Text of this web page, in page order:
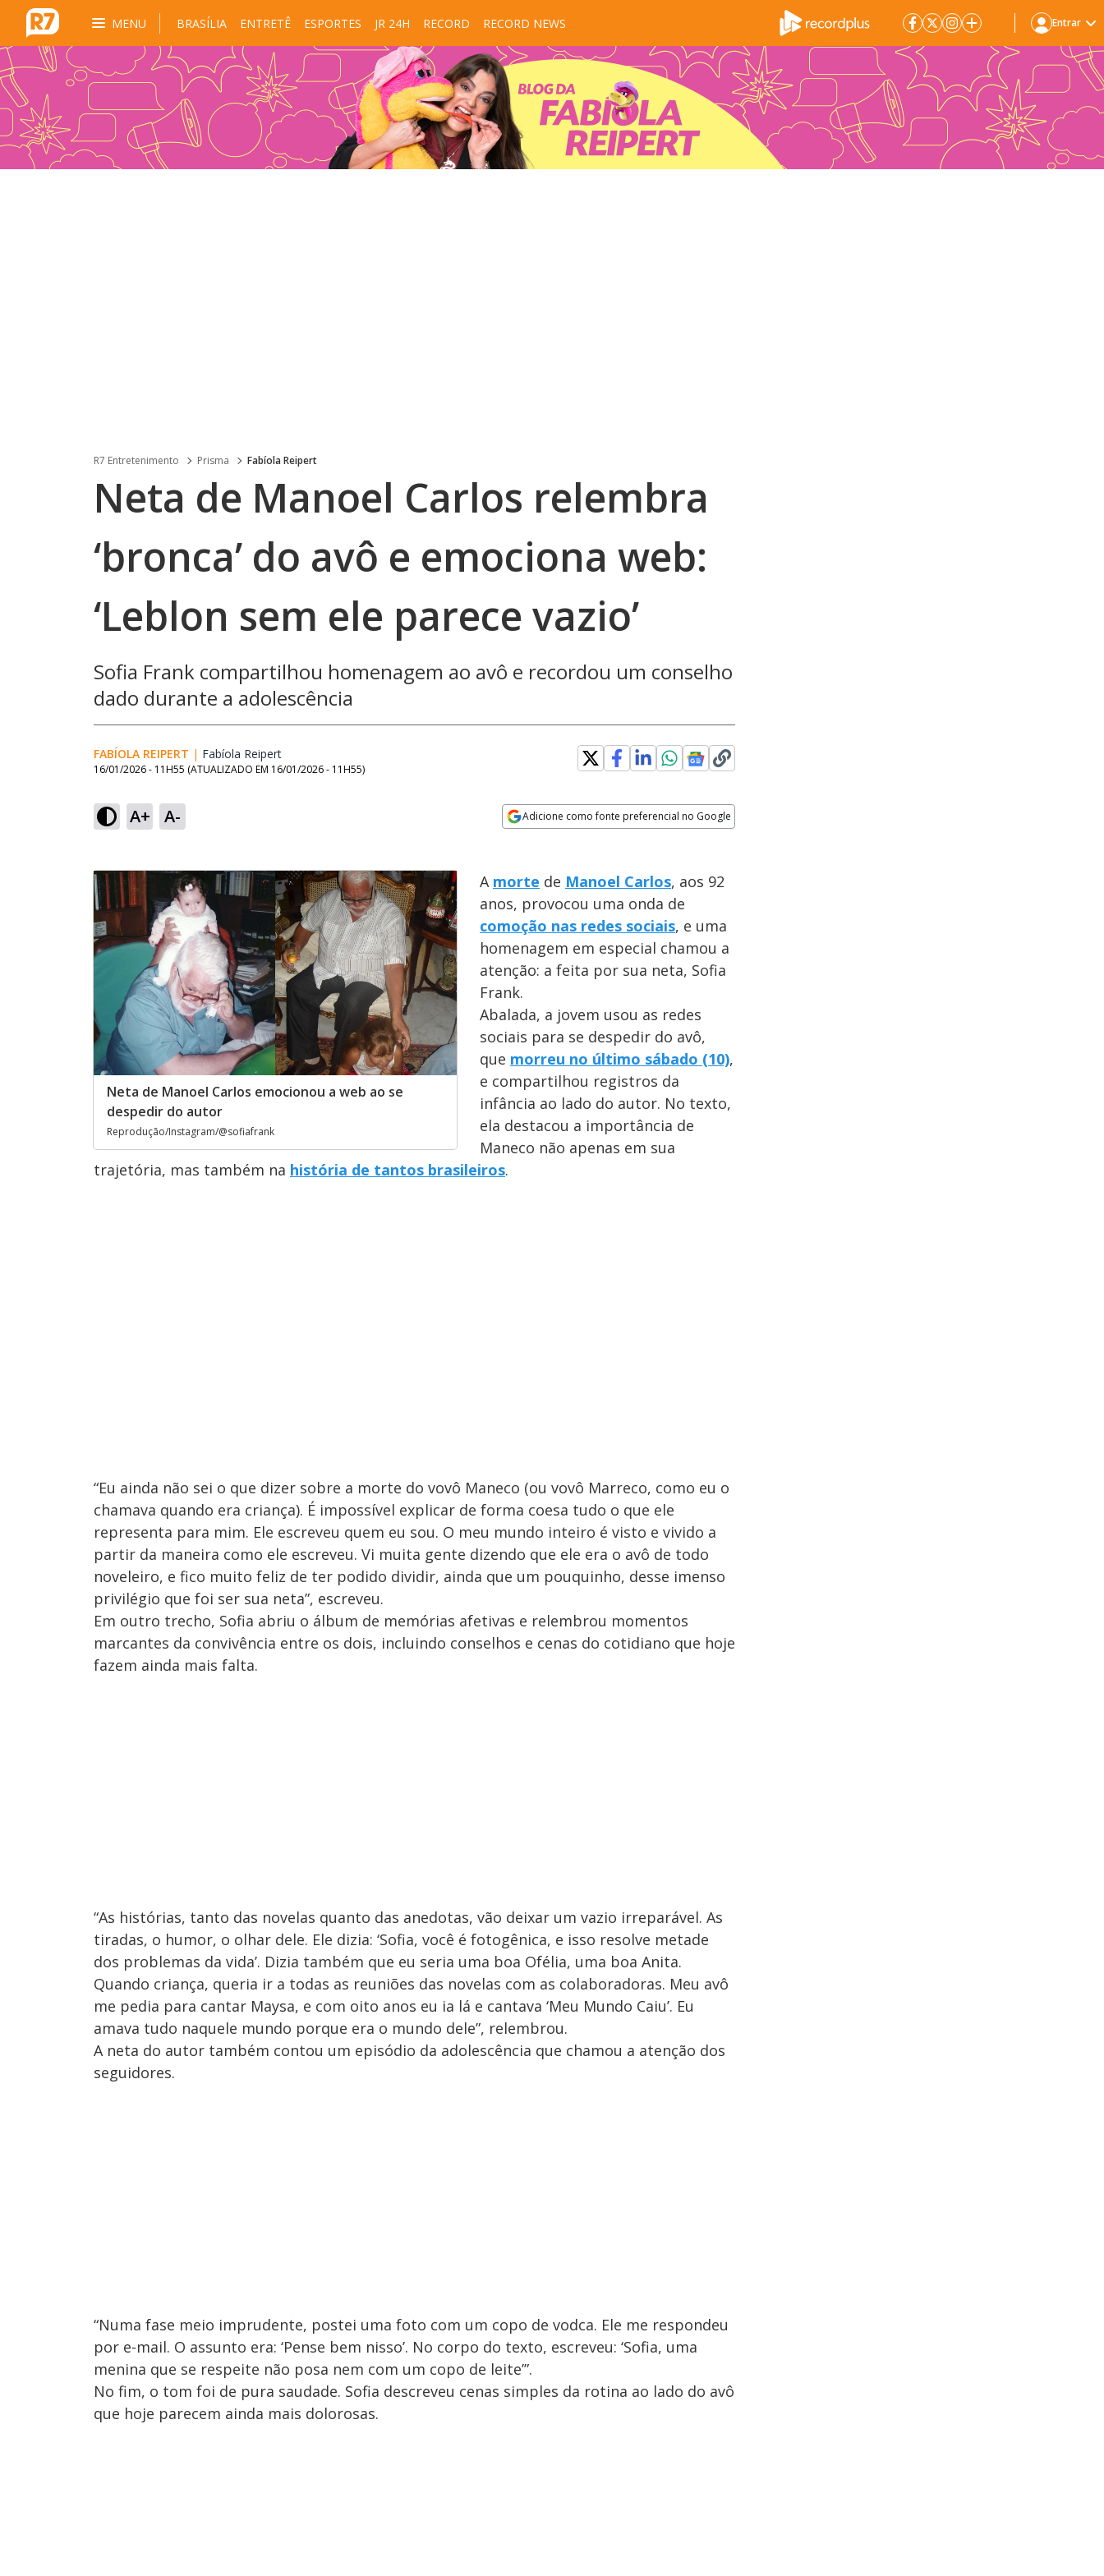
MENU BRASÍLIA ENTRETÊ ESPORTES JR 24H RECORD RECORD NEWS Entrar
R7 Entretenimento Prisma Fabíola Reipert
Neta de Manoel Carlos relembra
‘bronca’ do avô e emociona web:
‘Leblon sem ele parece vazio’
Sofia Frank compartilhou homenagem ao avô e recordou um conselho
dado durante a adolescência
FABÍOLA REIPERT | Fabíola Reipert
16/01/2026 - 11H55 (ATUALIZADO EM 16/01/2026 - 11H55)
A+ A- Adicione como fonte preferencial no Google
Neta de Manoel Carlos emocionou a web ao se
despedir do autor
Reprodução/Instagram/@sofiafrank
A morte de Manoel Carlos, aos 92
anos, provocou uma onda de
comoção nas redes sociais, e uma
homenagem em especial chamou a
atenção: a feita por sua neta, Sofia
Frank.
Abalada, a jovem usou as redes
sociais para se despedir do avô,
que morreu no último sábado (10),
e compartilhou registros da
infância ao lado do autor. No texto,
ela destacou a importância de
Maneco não apenas em sua
trajetória, mas também na história de tantos brasileiros.
“Eu ainda não sei o que dizer sobre a morte do vovô Maneco (ou vovô Marreco, como eu o
chamava quando era criança). É impossível explicar de forma coesa tudo o que ele
representa para mim. Ele escreveu quem eu sou. O meu mundo inteiro é visto e vivido a
partir da maneira como ele escreveu. Vi muita gente dizendo que ele era o avô de todo
noveleiro, e fico muito feliz de ter podido dividir, ainda que um pouquinho, desse imenso
privilégio que foi ser sua neta”, escreveu.
Em outro trecho, Sofia abriu o álbum de memórias afetivas e relembrou momentos
marcantes da convivência entre os dois, incluindo conselhos e cenas do cotidiano que hoje
fazem ainda mais falta.
“As histórias, tanto das novelas quanto das anedotas, vão deixar um vazio irreparável. As
tiradas, o humor, o olhar dele. Ele dizia: ‘Sofia, você é fotogênica, e isso resolve metade
dos problemas da vida’. Dizia também que eu seria uma boa Ofélia, uma boa Anita.
Quando criança, queria ir a todas as reuniões das novelas com as colaboradoras. Meu avô
me pedia para cantar Maysa, e com oito anos eu ia lá e cantava ‘Meu Mundo Caiu’. Eu
amava tudo naquele mundo porque era o mundo dele”, relembrou.
A neta do autor também contou um episódio da adolescência que chamou a atenção dos
seguidores.
“Numa fase meio imprudente, postei uma foto com um copo de vodca. Ele me respondeu
por e-mail. O assunto era: ‘Pense bem nisso’. No corpo do texto, escreveu: ‘Sofia, uma
menina que se respeite não posa nem com um copo de leite’”.
No fim, o tom foi de pura saudade. Sofia descreveu cenas simples da rotina ao lado do avô
que hoje parecem ainda mais dolorosas.